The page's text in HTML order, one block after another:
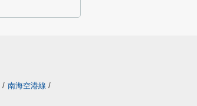
/ 南海空港線 /